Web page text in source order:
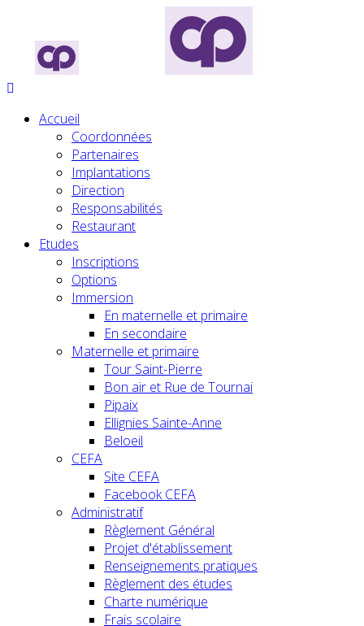
Accueil
Coordonnées
Partenaires
Implantations
Direction
Responsabilités
Restaurant
Etudes
Inscriptions
Options
Immersion
En maternelle et primaire
En secondaire
Maternelle et primaire
Tour Saint-Pierre
Bon air et Rue de Tournai
Pipaix
Ellignies Sainte-Anne
Beloeil
CEFA
Site CEFA
Facebook CEFA
Administratif
Règlement Général
Projet d'établissement
Renseignements pratiques
Règlement des études
Charte numérique
Frais scolaire